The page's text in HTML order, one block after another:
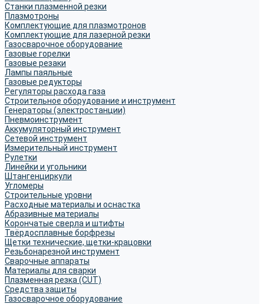
Станки плазменной резки
Плазмотроны
Комплектующие для плазмотронов
Комплектующие для лазерной резки
Газосварочное оборудование
Газовые горелки
Газовые резаки
Лампы паяльные
Газовые редукторы
Регуляторы расхода газа
Строительное оборудование и инструмент
Генераторы (электростанции)
Пневмоинструмент
Аккумуляторный инструмент
Сетевой инструмент
Измерительный инструмент
Рулетки
Линейки и угольники
Штангенциркули
Угломеры
Строительные уровни
Расходные материалы и оснастка
Абразивные материалы
Корончатые сверла и штифты
Твёрдосплавные борфрезы
Щетки технические, щетки-крацовки
Резьбонарезной инструмент
Сварочные аппараты
Материалы для сварки
Плазменная резка (CUT)
Средства защиты
Газосварочное оборудование